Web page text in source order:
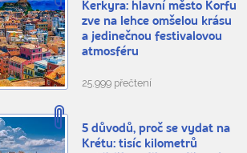
Kerkyra: hlavní město Korfu
zve na lehce omšelou krásu
a jedinečnou festivalovou
atmosféru
25.999 přečtení
5 důvodů, proč se vydat na
Krétu: tisíc kilometrů